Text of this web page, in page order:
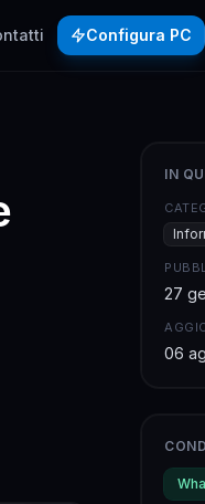
Configura PC
IN
27
06